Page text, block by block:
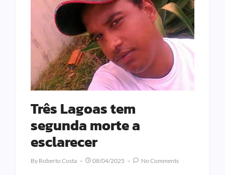
Três Lagoas tem
segunda morte a
esclarecer
By Roberto Costa 08/04/2025 No Comments